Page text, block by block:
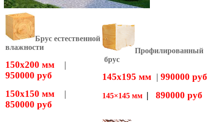
Брус естественной
влажности
150х200 мм |
950000 руб
150х150 мм |
850000 руб
Профилированный
брус
145х195 мм | 990000 руб
145×145 мм | 890000 руб